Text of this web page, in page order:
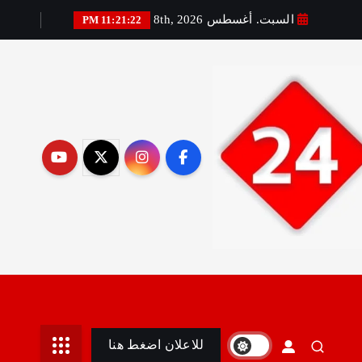
السبت. أغسطس 8th, 2026 11:21:24 PM
أمين
للاعلان اضغط هنا